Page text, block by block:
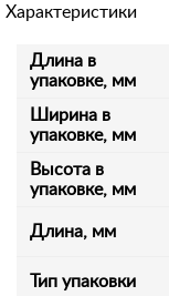
Характеристики
Длина в
упаковке, мм
Ширина в
упаковке, мм
Высота в
упаковке, мм
Длина, мм
Тип упаковки